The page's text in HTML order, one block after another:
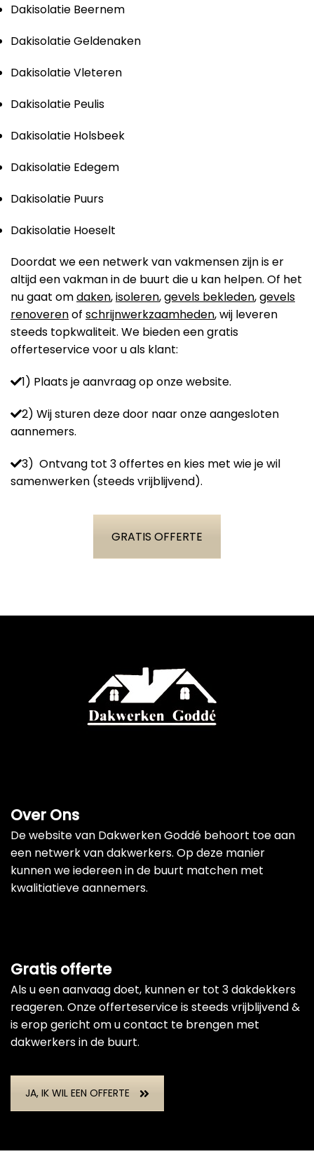
Dakisolatie Beernem
Dakisolatie Geldenaken
Dakisolatie Vleteren
Dakisolatie Peulis
Dakisolatie Holsbeek
Dakisolatie Edegem
Dakisolatie Puurs
Dakisolatie Hoeselt
Doordat we een netwerk van vakmensen zijn is er
altijd een vakman in de buurt die u kan helpen. Of het
nu gaat omdaken,isoleren,gevels bekleden,gevels
renoverenof schrijnwerkzaamheden, wij leveren
steeds topkwaliteit. We bieden een gratis
offerteservice voor u als klant:
1) Plaats je aanvraag op onze website.
2) Wij sturen deze door naar onze aangesloten
aannemers.
3) Ontvang tot 3 offertes en kies met wie je wil
samenwerken (steeds vrijblijvend).
GRATIS OFFERTE
Over Ons
De website van Dakwerken Goddé behoort toe aan
een netwerk van dakwerkers. Op deze manier
kunnen we iedereen in de buurt matchen met
kwalitiatieve aannemers.
Gratis offerte
Als u een aanvaag doet, kunnen er tot 3 dakdekkers
reageren. Onze offerteservice is steeds vrijblijvend &
is erop gericht om u contact te brengen met
dakwerkers in de buurt.
JA, IK WIL EEN OFFERTE